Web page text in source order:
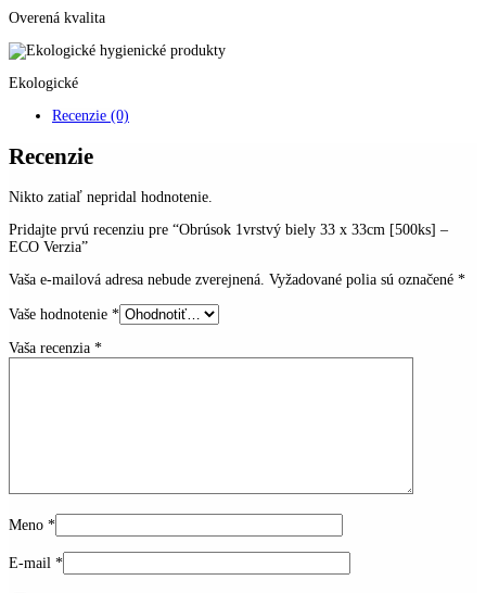
-
ECO
Verzia
Overená kvalita
Ekologické
Recenzie (0)
Recenzie
Nikto zatiaľ nepridal hodnotenie.
Pridajte prvú recenziu pre “Obrúsok 1vrstvý biely 33 x 33cm [500ks] –
ECO Verzia”
Vaša e-mailová adresa nebude zverejnená. Vyžadované polia sú označené *
Vaše hodnotenie *
Vaša recenzia *
Meno *
E-mail *